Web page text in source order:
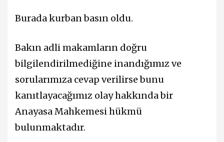
Burada kurban basın oldu.
Bakın adli makamların doğru
bilgilendirilmediğine inandığımız ve
sorularımıza cevap verilirse bunu
kanıtlayacağımız olay hakkında bir
Anayasa Mahkemesi hükmü
bulunmaktadır.